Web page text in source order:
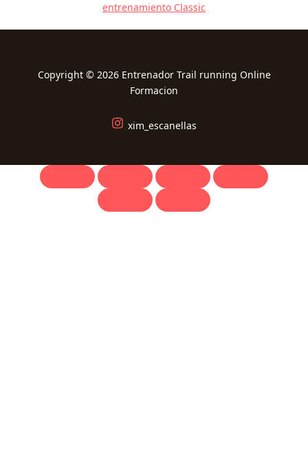
entrenamiento Classic
Copyright © 2026 Entrenador Trail running Online
Formacion
xim_escanellas